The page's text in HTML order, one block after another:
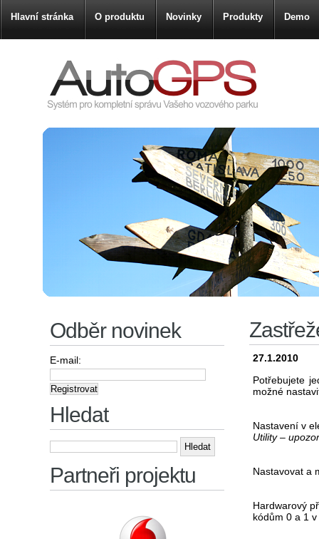
Hlavní stránka O produktu Novinky Produkty Demo
Odběr novinek
E-mail:
Hledat
Vyhledávání
Partneři projektu
27.1.2010
Potřebujete
možné
Nastavení v
Utility –
Nastavovat a
Hardwarový
kódům 0 a 1